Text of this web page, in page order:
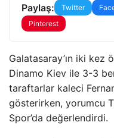
Paylaş: Twitter
Pinterest
Galatasaray’ın iki kez
Dinamo Kiev ile 3-3
taraftarlar kaleci
gösterirken, yorumcu
Spor’da değerlendirdi.